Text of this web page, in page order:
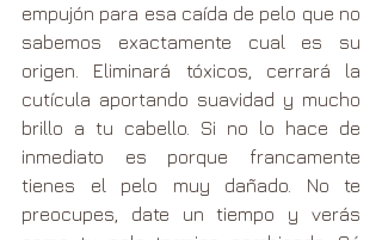
empujón para esa caída de pelo que no
sabemos exactamente cual es su
origen. Eliminará tóxicos, cerrará la
cutícula aportando suavidad y mucho
brillo a tu cabello. Si no lo hace de
inmediato es porque francamente
tienes el pelo muy dañado. No te
preocupes, date un tiempo y verás